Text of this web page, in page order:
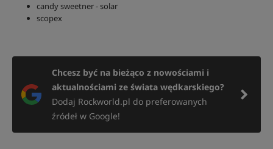
candy sweetner - solar
scopex
Chcesz być na bieżąco z nowościami i
aktualnościami ze świata wędkarskiego?
Dodaj Rockworld.pl do preferowanych
źródeł w Google!